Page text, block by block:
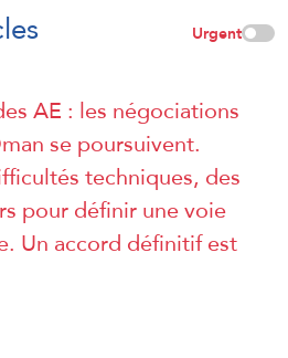
Urgent
AE : les négociations
se poursuivent.
techniques, des
pour définir une voie
Un accord définitif est